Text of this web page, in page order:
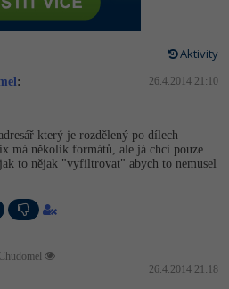
Bootstrap, SEO
vzory
vzory
aplikací
Aktivity
: 26.4.2014 21:10
který je rozdělený po dílech
má několik formátů, ale já chci pouze
to nějak "vyfiltrovat" abych to nemusel
26.4.2014 21:18